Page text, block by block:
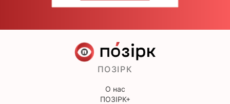
ПОЗІРК
О нас
ПОЗІРК+